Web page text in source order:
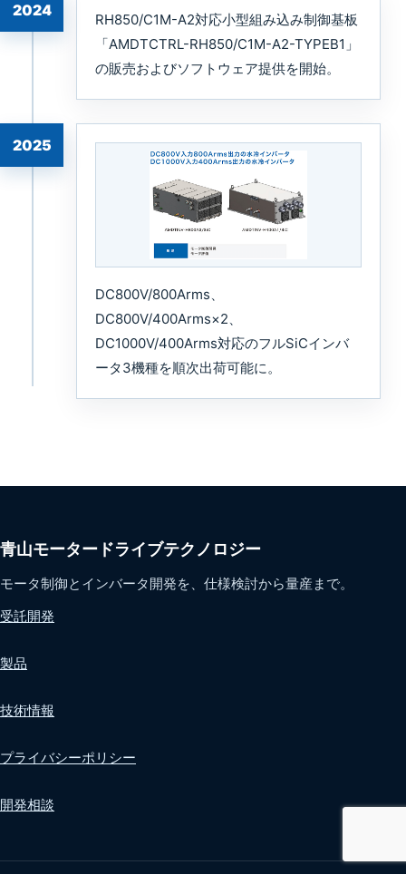
2024
RH850/C1M-A2対応小型組み込み制御基板
「AMDTCTRL-RH850/C1M-A2-TYPEB1」
の販売およびソフトウェア提供を開始。
2025
DC800V/800Arms、
DC800V/400Arms×2、
DC1000V/400Arms対応のフルSiCインバ
ータ3機種を順次出荷可能に。
青山モータードライブテクノロジー
モータ制御とインバータ開発を、仕様検討から量産まで。
受託開発
製品
技術情報
プライバシーポリシー
開発相談